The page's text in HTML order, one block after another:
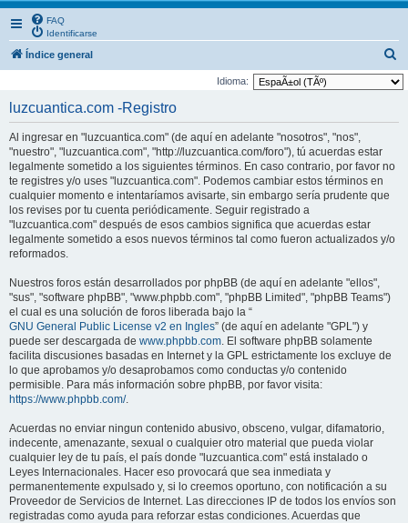
FAQ
Identificarse
Índice general
u
Idioma:
luzcuantica.com -Registro
Al ingresar en "luzcuantica.com" (de aquí en adelante "nosotros", "nos",
"nuestro", "luzcuantica.com", "http://luzcuantica.com/foro"), tú acuerdas estar
legalmente sometido a los siguientes términos. En caso contrario, por favor no
te registres y/o uses "luzcuantica.com". Podemos cambiar estos términos en
cualquier momento e intentaríamos avisarte, sin embargo sería prudente que
los revises por tu cuenta periódicamente. Seguir registrado a
"luzcuantica.com" después de esos cambios significa que acuerdas estar
legalmente sometido a esos nuevos términos tal como fueron actualizados y/o
reformados.
Nuestros foros están desarrollados por phpBB (de aquí en adelante "ellos",
"sus", "software phpBB", "www.phpbb.com", "phpBB Limited", "phpBB Teams")
el cual es una solución de foros liberada bajo la “
GNU General Public License v2 en Ingles” (de aquí en adelante "GPL") y
puede ser descargada de www.phpbb.com. El software phpBB solamente
facilita discusiones basadas en Internet y la GPL estrictamente los excluye de
lo que aprobamos y/o desaprobamos como conductas y/o contenido
permisible. Para más información sobre phpBB, por favor visita:
https://www.phpbb.com/.
Acuerdas no enviar ningun contenido abusivo, obsceno, vulgar, difamatorio,
indecente, amenazante, sexual o cualquier otro material que pueda violar
cualquier ley de tu país, el país donde "luzcuantica.com" está instalado o
Leyes Internacionales. Hacer eso provocará que sea inmediata y
permanentemente expulsado y, si lo creemos oportuno, con notificación a su
Proveedor de Servicios de Internet. Las direcciones IP de todos los envíos son
registradas como ayuda para reforzar estas condiciones. Acuerdas que